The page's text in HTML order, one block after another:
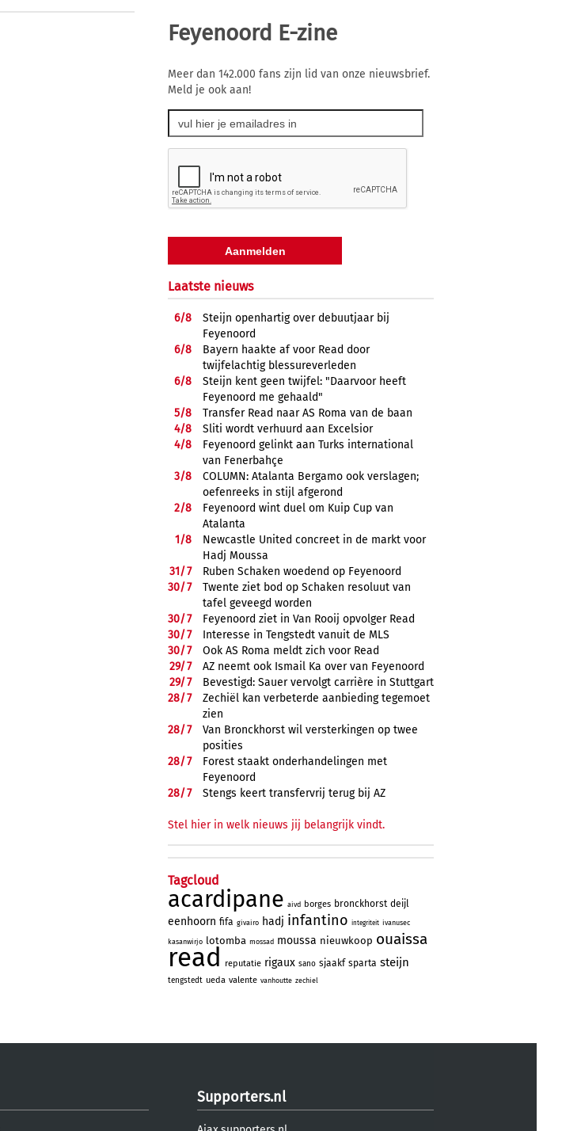
Feyenoord E-zine
Meer dan 142.000 fans zijn lid van onze nieuwsbrief.
Meld je ook aan!
Laatste nieuws
6/8
Steijn openhartig over debuutjaar bij
Feyenoord
6/8
Bayern haakte af voor Read door
twijfelachtig blessureverleden
6/8
Steijn kent geen twijfel: "Daarvoor heeft
Feyenoord me gehaald"
5/8
Transfer Read naar AS Roma van de baan
4/8
Sliti wordt verhuurd aan Excelsior
4/8
Feyenoord gelinkt aan Turks international
van Fenerbahçe
3/8
COLUMN: Atalanta Bergamo ook verslagen;
oefenreeks in stijl afgerond
2/8
Feyenoord wint duel om Kuip Cup van
Atalanta
1/8
Newcastle United concreet in de markt voor
Hadj Moussa
31/7
Ruben Schaken woedend op Feyenoord
30/7
Twente ziet bod op Schaken resoluut van
tafel geveegd worden
30/7
Feyenoord ziet in Van Rooij opvolger Read
30/7
Interesse in Tengstedt vanuit de MLS
30/7
Ook AS Roma meldt zich voor Read
29/7
AZ neemt ook Ismail Ka over van Feyenoord
29/7
Bevestigd: Sauer vervolgt carrière in Stuttgart
28/7
Zechiël kan verbeterde aanbieding tegemoet
zien
28/7
Van Bronckhorst wil versterkingen op twee
posities
28/7
Forest staakt onderhandelingen met
Feyenoord
28/7 Stengs keert transfervrij terug bij AZ
Stel hier in welk nieuws jij belangrijk vindt.
Tagcloud
acardipane aivd borges bronckhorst deijl
eenhoorn fifa givairo hadj infantino integriteit ivanusec
kasanwirjo lotomba mossad moussa nieuwkoop ouaissa
read reputatie rigaux sano sjaakf sparta steijn
tengstedt ueda valente vanhoutte zechiel
Supporters.nl